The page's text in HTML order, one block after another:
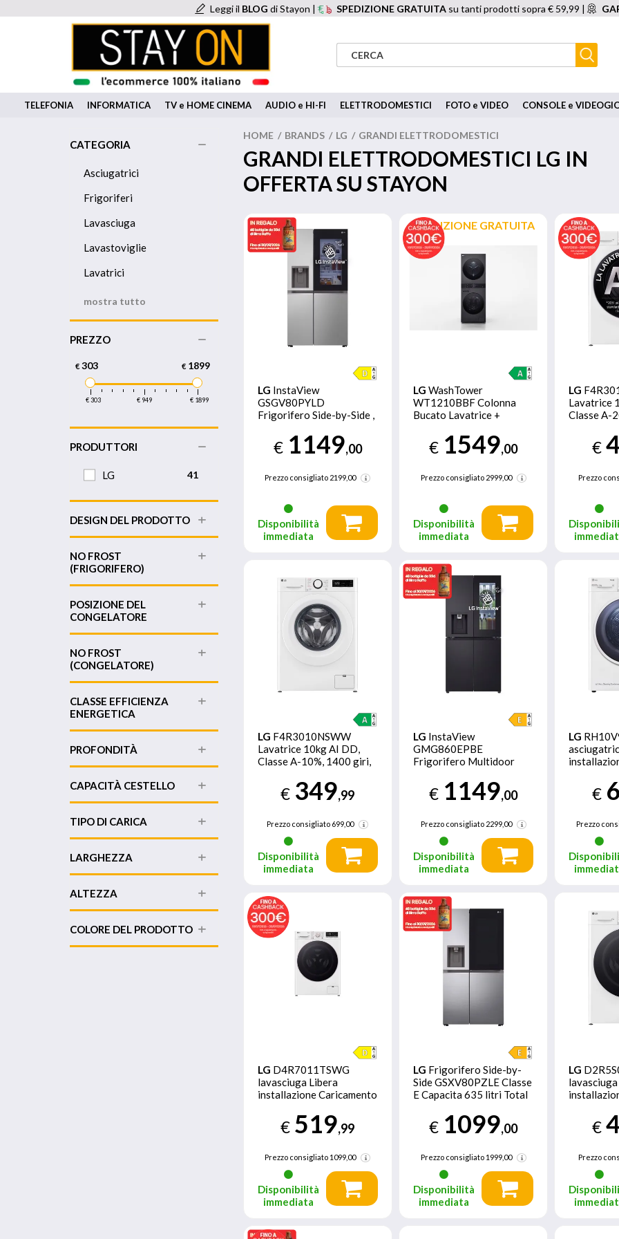
Leggi il BLOG di Stayon | SPEDIZIONE GRATUITA su tanti prodotti sopra € 59,99 |
TELEFONIA INFORMATICA TV e HOME CINEMA AUDIO e HI-FI ELETTRODOMESTICI FOTO e VIDEO CONSOLE e
HOME / BRANDS / LG / GRANDI ELETTRODOMESTICI
GRANDI ELETTRODOMESTICI LG IN
OFFERTA SU STAYON
LG InstaView
GSGV80PYLD
Frigorifero Side-by-Side ,
Con allaccio
€ 1149,00
Prezzo consigliato 2199,00
Disponibilità
immediata
SPEDIZIONE GRATUITA
LG WashTower
WT1210BBF Colonna
Bucato Lavatrice +
DD, Classe A-10%/A+++,
Pannello unificato
€ 1549,00
Prezzo consigliato2999,00
Disponibilità
immediata
LG
Lavatrice
Classe A-
€
Prezzo
LG F4R3010NSWW
Lavatrice 10kg AI DD,
Classe A-10%, 1400 giri,
€ 349,99
Prezzo consigliato 699,00
Disponibilità
immediata
LG InstaView
GMG860EPBE
Frigorifero Multidoor
Fi, UVnano, Nero
€ 1149,00
Prezzo consigliato2299,00
Disponibilità
immediata
LG
€
Prezzo
LG D4R7011TSWG
lavasciuga Libera
installazione Caricamento
€ 519,99
Prezzo consigliato 1099,00
Disponibilità
immediata
LG Frigorifero Side-by-
Side GSXV80PZLE Classe
E Capacita 635 litri Total
€ 1099,00
Prezzo consigliato1999,00
Disponibilità
immediata
LG
€
Prezzo
CATEGORIA
Asciugatrici
Frigoriferi
Lavasciuga
Lavastoviglie
Lavatrici
mostra tutto
PREZZO
€ 303 € 949 € 1899
€303 € 1899
PRODUTTORI
LG 41
DESIGN DEL PRODOTTO
NO FROST
(FRIGORIFERO)
POSIZIONE DEL
CONGELATORE
NO FROST
(CONGELATORE)
CLASSE EFFICIENZA
ENERGETICA
PROFONDITÀ
CAPACITÀ CESTELLO
TIPO DI CARICA
LARGHEZZA
ALTEZZA
COLORE DEL PRODOTTO